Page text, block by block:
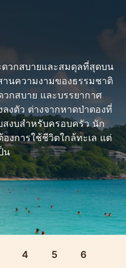
วกสบายและสมดุลที่สุดบน
านความงามของธรรมชาติ
กสบาย และบรรยากาศ
งตัว ต่างจากหาดป่าตองที่
สงบสำหรับครอบครัว นัก
งการใช้ชีวิตใกล้ทะเล แต่
น
4 5
6